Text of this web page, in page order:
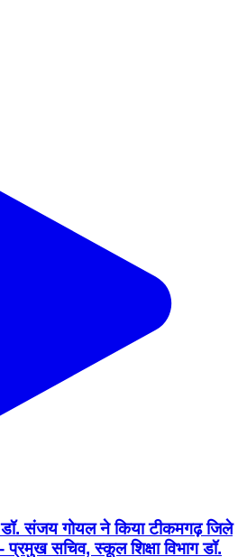
संजय गोयल ने किया टीकमगढ़ जिले
प्रमुख सचिव, स्कूल शिक्षा विभाग डॉ.